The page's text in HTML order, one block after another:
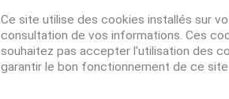
Ce site utilise des cookies installés sur
consultation de vos informations. Ces
souhaitez pas accepter l'utilisation des
garantir le bon fonctionnement de ce